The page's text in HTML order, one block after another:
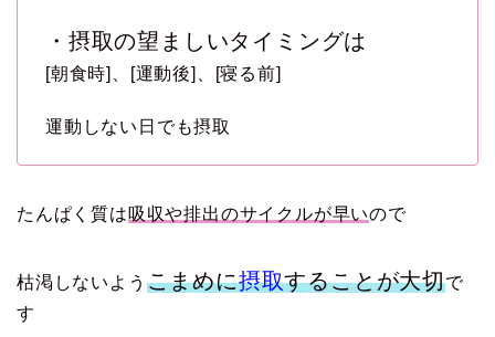
・摂取の望ましいタイミングは
[朝食時]、[運動後]、[寝る前]
運動しない日でも摂取
たんぱく質は吸収や排出のサイクルが早いので
枯渇しないよう こまめに摂取することが大切で
す